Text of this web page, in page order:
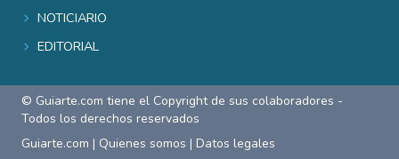
Noticiario
Editorial
© Guiarte.com tiene el Copyright de sus colaboradores -
Todos los derechos reservados
Guiarte.com | Quienes somos | Datos legales